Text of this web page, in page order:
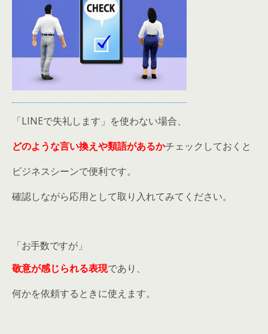
「LINEで失礼します」を使わない場合、
どのような言い換えや類語があるかチェックしておくと
ビジネスシーンで便利です。
確認しながら応用として取り入れてみてください。
「お手数ですが」
敬意が感じられる表現であり、
何かを依頼するときに使えます。